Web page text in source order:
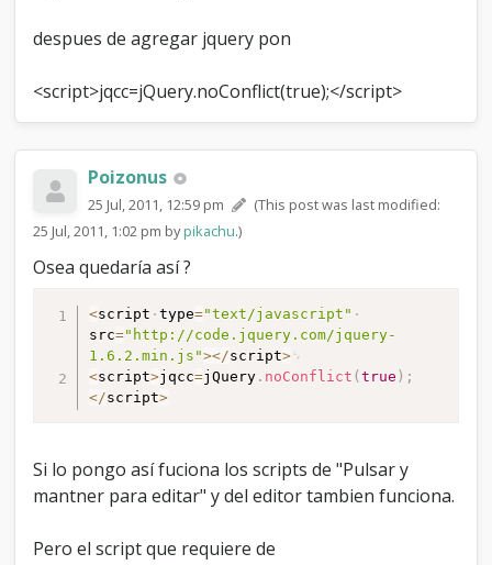
despues de agregar jquery pon
<script>jqcc=jQuery.noConflict(true);</script>
Poizonus
25 Jul, 2011, 12:59 pm
(This post was last modified:
25 Jul, 2011, 1:02 pm bypikachu.)
Osea quedaría así ?
<script type="text/javascript"
src="http://code.jquery.com/jquery-
1.6.2.min.js"></script>
<script>jqcc=jQuery. noConflict (true ) ;
</script>
Si lo pongo así fuciona los scripts de "Pulsar y
mantner para editar" y del editor tambien funciona.
Pero el script que requiere de